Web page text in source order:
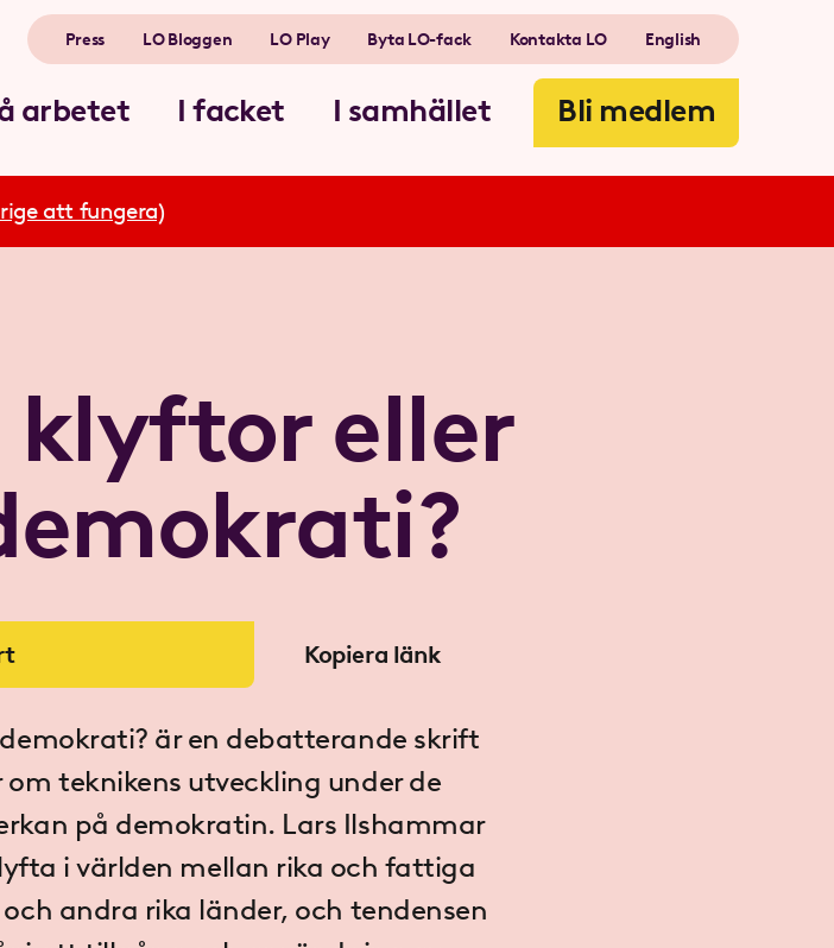
arbetet I facket I samhället Bli medlem
Press LO Bloggen LO Play Byta LO-fack Kontakta LO English
att fungera)
eller
Kopiera länk
är en debatterande skrift
teknikens utveckling under de
på demokratin. Lars Ilshammar
i världen mellan rika och fattiga
andra rika länder, och tendensen